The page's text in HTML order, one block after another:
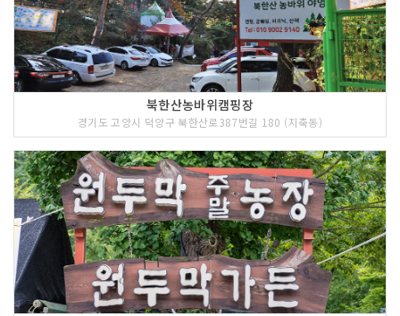
북한산농바위캠핑장
경기도 고양시 덕양구 북한산로387번길 180 (지축동)